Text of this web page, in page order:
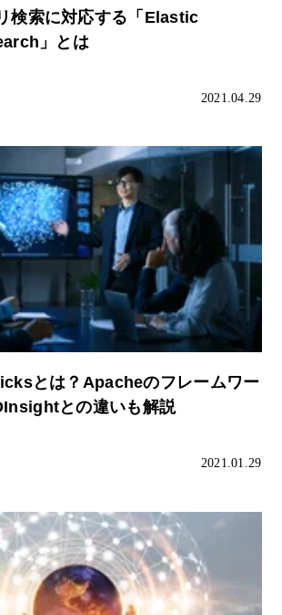
検索に対応する「Elastic
」とは
2021.04.29
とは？Apacheのフレームワー
との違いも解説
2021.01.29